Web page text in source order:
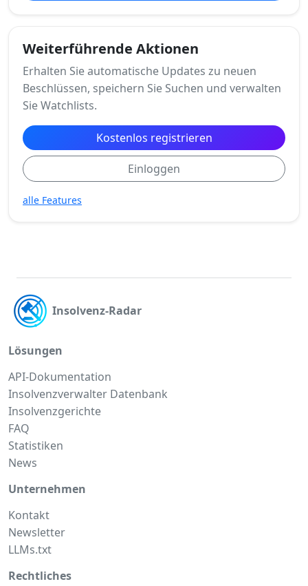
Weiterführende Aktionen
Erhalten Sie automatische Updates zu neuen
Beschlüssen, speichern Sie Suchen und verwalten
Sie Watchlists.
Kostenlos registrieren
Einloggen
alle Features
Insolvenz-Radar
Lösungen
API-Dokumentation
Insolvenzverwalter Datenbank
Insolvenzgerichte
FAQ
Statistiken
News
Unternehmen
Kontakt
Newsletter
LLMs.txt
Rechtliches